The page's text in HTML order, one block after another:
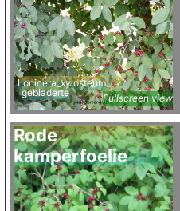
Lonicera_xylosteum
gebladerte
Fullscreen view
Rode
kamperfoelie